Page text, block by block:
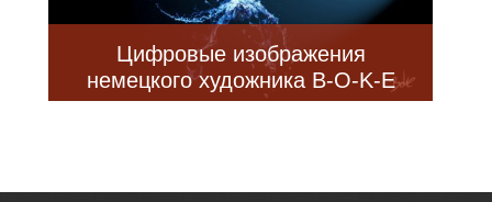
Цифровые изображения
немецкого художника B-O-K-E